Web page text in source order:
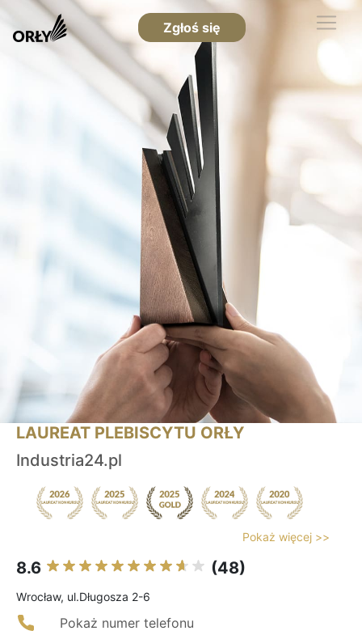
Zgłoś się
LAUREAT PLEBISCYTU ORŁY
Industria24.pl
Pokaż więcej >>
8.6 (48)
Wrocław, ul.Długosza 2-6
Pokaż numer telefonu